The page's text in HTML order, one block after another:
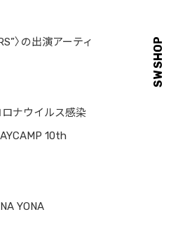
〉の出演アーティ
ロナウイルス感染
10th
YONA
SW SHOP